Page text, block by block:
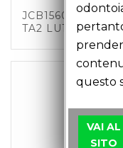
JCB15601 –
TA2 LU18 LT51
questo
VAI AL
SITO